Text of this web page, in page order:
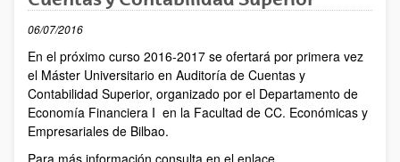
06/07/2016
En el próximo curso 2016-2017 se ofertará por primera vez
el Máster Universitario en Auditoría de Cuentas y
Contabilidad Superior, organizado por el Departamento de
Economía Financiera I en la Facultad de CC. Económicas y
Empresariales de Bilbao.
Para más información consulta en el enlace